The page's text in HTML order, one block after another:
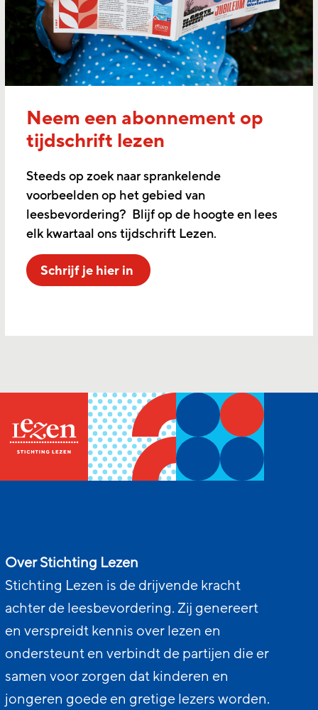
Neem een abonnement op
tijdschrift lezen
Steeds op zoek naar sprankelende
voorbeelden op het gebied van
leesbevordering? Blijf op de hoogte en lees
elk kwartaal ons tijdschrift Lezen.
Schrijf je hier in
Over Stichting Lezen
Stichting Lezen is de drijvende kracht
achter de leesbevordering. Zij genereert
en verspreidt kennis over lezen en
ondersteunt en verbindt de partijen die er
samen voor zorgen dat kinderen en
jongeren goede en gretige lezers worden.